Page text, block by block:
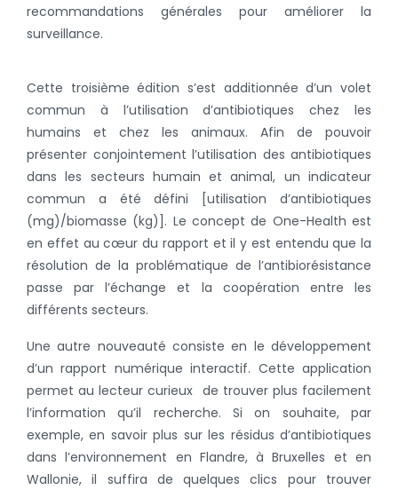
recommandations générales pour améliorer la
surveillance.
Cette troisième édition s’est additionnée d’un volet
commun à l’utilisation d’antibiotiques chez les
humains et chez les animaux. Afin de pouvoir
présenter conjointement l’utilisation des antibiotiques
dans les secteurs humain et animal, un indicateur
commun a été défini [utilisation d’antibiotiques
(mg)/biomasse (kg)]. Le concept de One-Health est
en effet au cœur du rapport et il y est entendu que la
résolution de la problématique de l’antibiorésistance
passe par l’échange et la coopération entre les
différents secteurs.
Une autre nouveauté consiste en le développement
d’un rapport numérique interactif. Cette application
permet au lecteur curieux de trouver plus facilement
l’information qu’il recherche. Si on souhaite, par
exemple, en savoir plus sur les résidus d’antibiotiques
dans l’environnement en Flandre, à Bruxelles et en
Wallonie, il suffira de quelques clics pour trouver